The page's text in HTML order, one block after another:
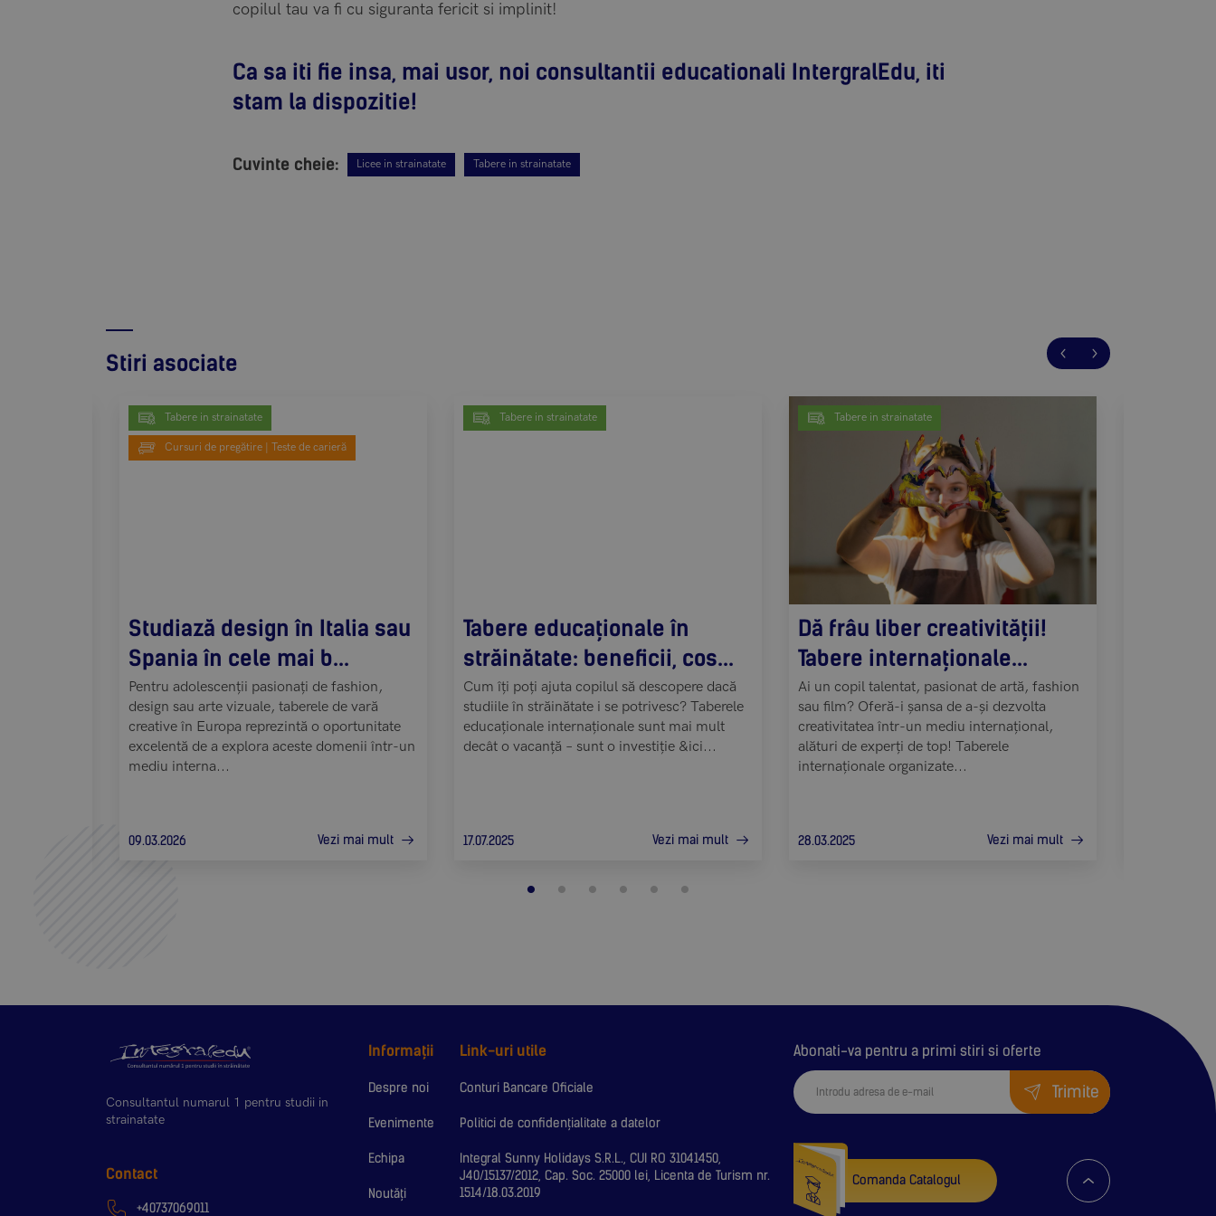
copilul tau va fi cu siguranta fericit si implinit!
Ca sa iti fie insa, mai usor, noi consultantii educationali IntergralEdu, iti
stam la dispozitie!
Cuvinte cheie: Licee in strainatate Tabere in strainatate
Stiri asociate
Tabere in strainatate
Cursuri de pregătire | Teste de carieră
Studiază design în Italia sau
Spania în cele mai b...
Pentru adolescenții pasionați de fashion,
design sau arte vizuale, taberele de vară
creative în Europa reprezintă o oportunitate
excelentă de a explora aceste domenii într-un
mediu interna...
09.03.2026 Vezi mai mult
Tabere in strainatate
Tabere educaționale în
străinătate: beneficii, cos...
Cum îți poți ajuta copilul să descopere dacă
studiile în străinătate i se potrivesc? Taberele
educaționale internaționale sunt mai mult
decât o vacanță – sunt o investiție &ici...
17.07.2025 Vezi mai mult
Tabere in strainatate
Dă frâu liber creativității!
Tabere internaționale...
Ai un copil talentat, pasionat de artă, fashion
sau film? Oferă-i șansa de a-și dezvolta
creativitatea într-un mediu internațional,
alături de experți de top! Taberele
internaționale organizate...
28.03.2025 Vezi mai mult
Consultantul numarul 1 pentru studii in
strainatate
Contact
+40737069011
Informații
Despre noi
Evenimente
Echipa
Noutăți
Link-uri utile
Conturi Bancare Oficiale
Politici de confidențialitate a datelor
Integral Sunny Holidays S.R.L., CUI RO 31041450,
J40/15137/2012, Cap. Soc. 25000 lei, Licenta de Turism nr.
1514/18.03.2019
Abonati-va pentru a primi stiri si oferte
Trimite
Comanda Catalogul